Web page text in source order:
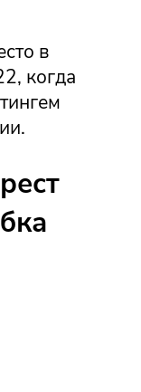
в
когда